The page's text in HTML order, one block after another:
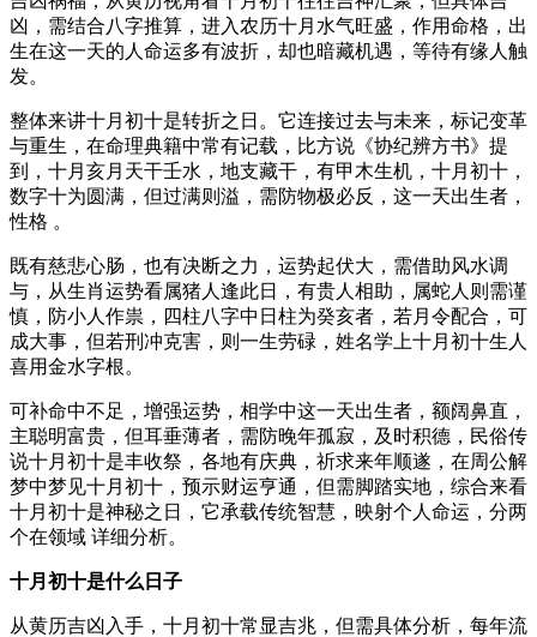
凶，需结合八字推算，进入农历十月水气旺盛，作用命格，出
生在这一天的人命运多有波折，却也暗藏机遇，等待有缘人触
发。
整体来讲十月初十是转折之日。它连接过去与未来，标记变革
与重生，在命理典籍中常有记载，比方说《协纪辨方书》提
到，十月亥月天干壬水，地支藏干，有甲木生机，十月初十，
数字十为圆满，但过满则溢，需防物极必反，这一天出生者，
性格 。
既有慈悲心肠，也有决断之力，运势起伏大，需借助风水调
与，从生肖运势看属猪人逢此日，有贵人相助，属蛇人则需谨
慎，防小人作祟，四柱八字中日柱为癸亥者，若月令配合，可
成大事，但若刑冲克害，则一生劳碌，姓名学上十月初十生人
喜用金水字根。
可补命中不足，增强运势，相学中这一天出生者，额阔鼻直，
主聪明富贵，但耳垂薄者，需防晚年孤寂，及时积德，民俗传
说十月初十是丰收祭，各地有庆典，祈求来年顺遂，在周公解
梦中梦见十月初十，预示财运亨通，但需脚踏实地，综合来看
十月初十是神秘之日，它承载传统智慧，映射个人命运，分两
个在领域 详细分析。
十月初十是什么日子
从黄历吉凶入手，十月初十常显吉兆，但需具体分析，每年流